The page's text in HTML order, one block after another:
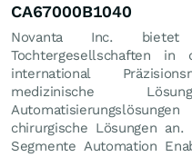
CA67000B1040
Novanta Inc.
Tochtergesellschaften
international
medizinische
chirurgische Lösungen
Segmente Automation